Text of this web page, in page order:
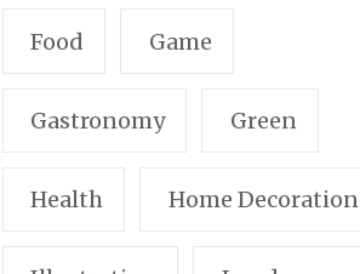
Food Game
Gastronomy Green
Health Home Decoration